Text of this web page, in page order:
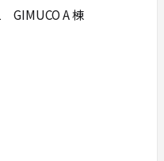
GIMUCO A 棟